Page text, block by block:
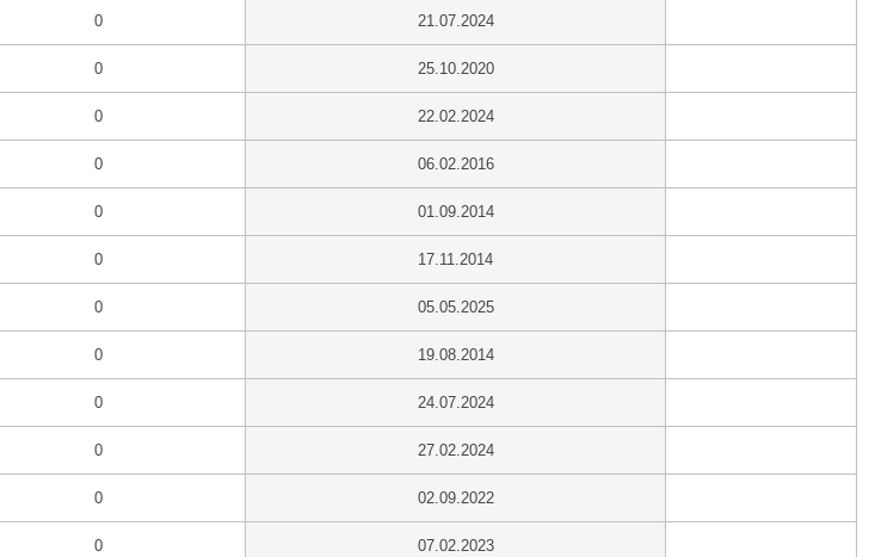
0 21.07.2024
0 25.10.2020
0 22.02.2024
0 06.02.2016
0 01.09.2014
0 17.11.2014
0 05.05.2025
0 19.08.2014
0 24.07.2024
0 27.02.2024
0 02.09.2022
0 07.02.2023